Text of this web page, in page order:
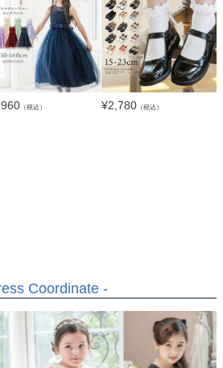
（税込） ¥2,780（税込）
Coordinate -